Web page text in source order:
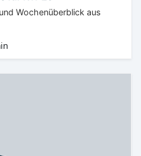
Wochenüberblick aus